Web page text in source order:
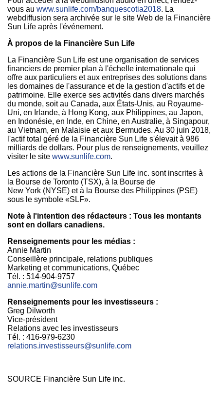
vous au www.sunlife.com/banquescotia2018. La
webdiffusion sera archivée sur le site Web de la Financière
Sun Life après l'événement.
À propos de la Financière Sun Life
La Financière Sun Life est une organisation de services
financiers de premier plan à l'échelle internationale qui
offre aux particuliers et aux entreprises des solutions dans
les domaines de l'assurance et de la gestion d'actifs et de
patrimoine. Elle exerce ses activités dans divers marchés
du monde, soit au Canada, aux États-Unis, au Royaume-
Uni, en Irlande, à Hong Kong, aux Philippines, au Japon,
en Indonésie, en Inde, en Chine, en Australie, à Singapour,
au Vietnam, en Malaisie et aux Bermudes. Au 30 juin 2018,
l'actif total géré de la Financière Sun Life s'élevait à 986
milliards de dollars. Pour plus de renseignements, veuillez
visiter le site www.sunlife.com.
Les actions de la Financière Sun Life inc. sont inscrites à
la Bourse de Toronto (TSX), à la Bourse de
New York (NYSE) et à la Bourse des Philippines (PSE)
sous le symbole «SLF».
Note à l'intention des rédacteurs : Tous les montants
sont en dollars canadiens.
Renseignements pour les médias :
Annie Martin
Conseillère principale, relations publiques
Marketing et communications, Québec
Tél. : 514-904-9757
annie.martin@sunlife.com
Renseignements pour les investisseurs :
Greg Dilworth
Vice-président
Relations avec les investisseurs
Tél. : 416-979-6230
relations.investisseurs@sunlife.com
SOURCE Financière Sun Life inc.